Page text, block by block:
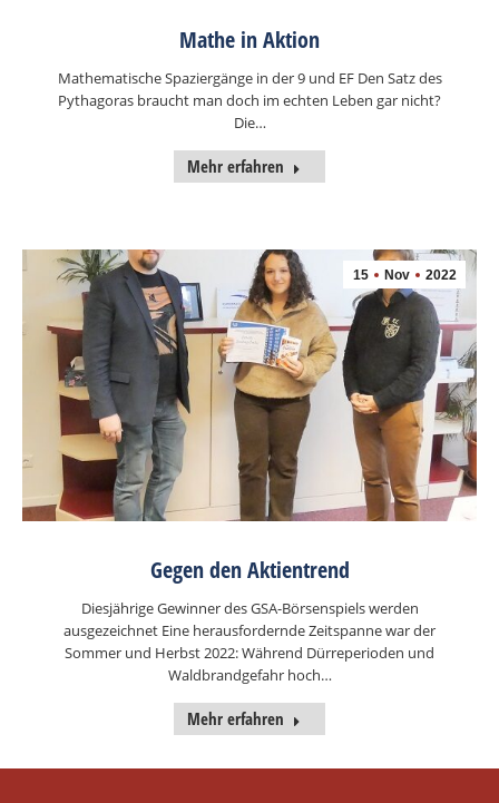
Mathe in Aktion
Mathematische Spaziergänge in der 9 und EF Den Satz des
Pythagoras braucht man doch im echten Leben gar nicht?
Die…
Mehr erfahren
15 Nov 2022
Gegen den Aktientrend
Diesjährige Gewinner des GSA-Börsenspiels werden
ausgezeichnet Eine herausfordernde Zeitspanne war der
Sommer und Herbst 2022: Während Dürreperioden und
Waldbrandgefahr hoch…
Mehr erfahren